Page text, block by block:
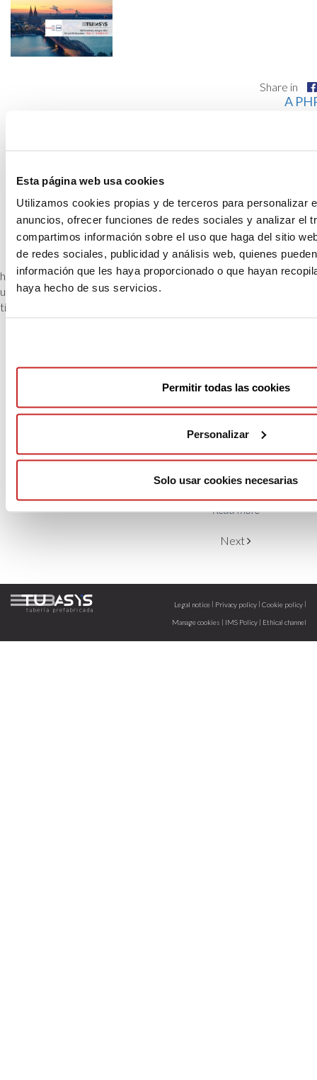
Esta página web usa cookies
Utilizamos cookies propias y de terceros para personalizar
anuncios, ofrecer funciones de redes sociales y analizar el
compartimos información sobre el uso que haga del sitio
de redes sociales, publicidad y análisis web, quienes
información que les haya proporcionado o que hayan
haya hecho de sus servicios.
Permitir todas las cookies
Personalizar
Solo usar cookies necesarias
Share in
A
stream: HTTP
https://twitter.com/share?
title="Share in twitter" target="_blank">
TUBASYS AT
Read more
TUBASYS WILL
PARTICIPATE IN THE FIRE
INTERNATIONAL
AMSTERDAM 2023
Read more
Next
Legal notice | Privacy policy | Cookie policy |
Manage cookies | IMS Policy | Ethical channel